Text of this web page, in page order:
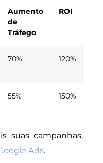
Aumento
de
Tráfego
ROI
70% 120%
55% 150%
suas campanhas,
Ads.